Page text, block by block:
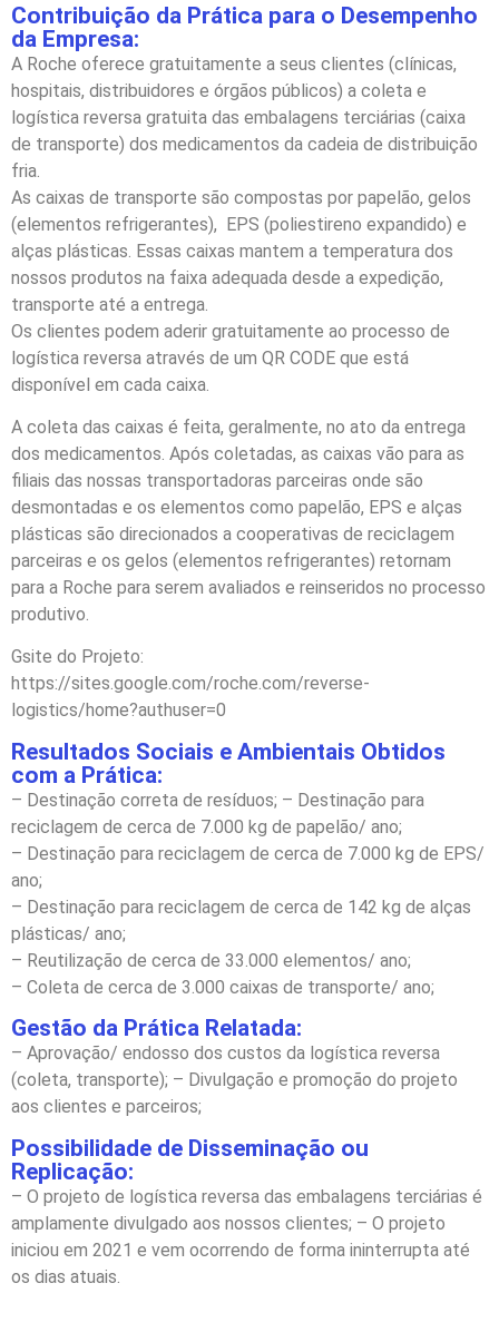
Contribuição da Prática para o Desempenho
da Empresa:
A Roche oferece gratuitamente a seus clientes (clínicas,
hospitais, distribuidores e órgãos públicos) a coleta e
logística reversa gratuita das embalagens terciárias (caixa
de transporte) dos medicamentos da cadeia de distribuição
fria.
As caixas de transporte são compostas por papelão, gelos
(elementos refrigerantes), EPS (poliestireno expandido) e
alças plásticas. Essas caixas mantem a temperatura dos
nossos produtos na faixa adequada desde a expedição,
transporte até a entrega.
Os clientes podem aderir gratuitamente ao processo de
logística reversa através de um QR CODE que está
disponível em cada caixa.
A coleta das caixas é feita, geralmente, no ato da entrega
dos medicamentos. Após coletadas, as caixas vão para as
filiais das nossas transportadoras parceiras onde são
desmontadas e os elementos como papelão, EPS e alças
plásticas são direcionados a cooperativas de reciclagem
parceiras e os gelos (elementos refrigerantes) retornam
para a Roche para serem avaliados e reinseridos no processo
produtivo.
Gsite do Projeto:
https://sites.google.com/roche.com/reverse-
logistics/home?authuser=0
Resultados Sociais e Ambientais Obtidos
com a Prática:
– Destinação correta de resíduos; – Destinação para
reciclagem de cerca de 7.000 kg de papelão/ ano;
– Destinação para reciclagem de cerca de 7.000 kg de EPS/
ano;
– Destinação para reciclagem de cerca de 142 kg de alças
plásticas/ ano;
– Reutilização de cerca de 33.000 elementos/ ano;
– Coleta de cerca de 3.000 caixas de transporte/ ano;
Gestão da Prática Relatada:
– Aprovação/ endosso dos custos da logística reversa
(coleta, transporte); – Divulgação e promoção do projeto
aos clientes e parceiros;
Possibilidade de Disseminação ou
Replicação:
– O projeto de logística reversa das embalagens terciárias é
amplamente divulgado aos nossos clientes; – O projeto
iniciou em 2021 e vem ocorrendo de forma ininterrupta até
os dias atuais.